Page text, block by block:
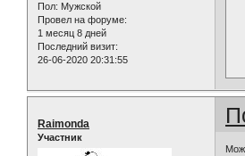
Пол: Мужской
Провел на форуме:
1 месяц 8 дней
Последний визит:
26-06-2020 20:31:55
Raimonda
Участник